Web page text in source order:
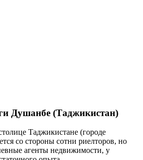
Душанбе (Таджикистан)
Таджикистане (городе
со стороны сотни риелторов, но
агенты недвижимости, у